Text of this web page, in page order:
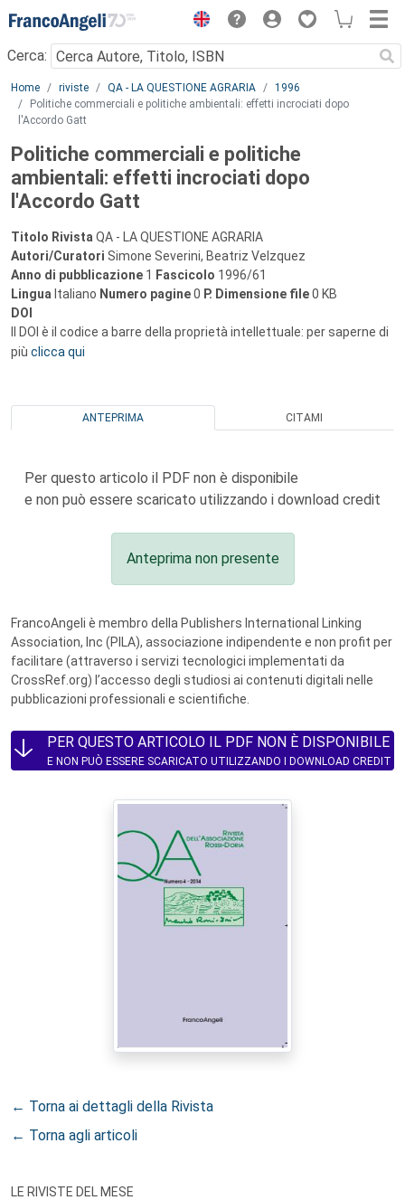
Menu
Cerca:
Main content
Home riviste QA - LA QUESTIONE AGRARIA
1996
Politiche commerciali e politiche ambientali: effetti incrociati dopo
l'Accordo Gatt
Politiche commerciali e politiche
ambientali: effetti incrociati dopo
l'Accordo Gatt
Titolo Rivista QA - LA QUESTIONE AGRARIA
Autori/Curatori Simone Severini, Beatriz Velzquez
Anno di pubblicazione 1 Fascicolo 1996/61
Lingua Italiano Numero pagine0 P. Dimensione file0 KB
DOI
Il DOI è il codice a barre della proprietà intellettuale: per saperne di
più clicca qui
ANTEPRIMA CITAMI
Per questo articolo il PDF non è disponibile
e non può essere scaricato utilizzando i download credit
Anteprima non presente
FrancoAngeli è membro della Publishers International Linking
Association, Inc (PILA), associazione indipendente e non profit per
facilitare (attraverso i servizi tecnologici implementati da
CrossRef.org) l’accesso degli studiosi ai contenuti digitali nelle
pubblicazioni professionali e scientifiche.
PER QUESTO ARTICOLO IL PDF NON È DISPONIBILE
E NON PUÒ ESSERE SCARICATO UTILIZZANDO I DOWNLOAD CREDIT
← Torna ai dettagli della Rivista
← Torna agli articoli
LE RIVISTE DEL MESE